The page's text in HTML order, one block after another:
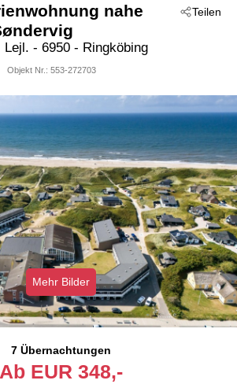
Teilen
nahe
Lejl. - 6950 - Ringköbing
Objekt Nr.: 553-272703
Mehr Bilder
7 Übernachtungen
Ab EUR 348,-